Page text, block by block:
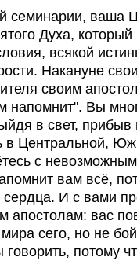
семинарии, ваша
Духа,
всякой
Накануне
своим
напомнит". Вы
в свет, прибыв
в Центральной,
с
вам всё,
сердца. И с вами
апостолам: вас
сего, но не
потому